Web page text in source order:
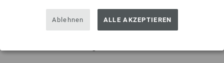
Ablehnen ALLE AKZEPTIEREN